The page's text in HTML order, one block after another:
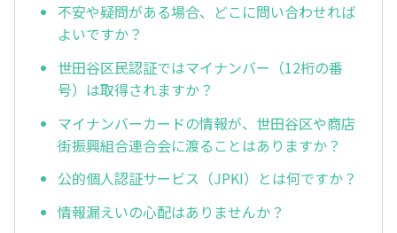
不安や疑問がある場合、どこに問い合わせれば
よいですか？
世田谷区民認証ではマイナンバー（12桁の番
号）は取得されますか？
マイナンバーカードの情報が、世田谷区や商店
街振興組合連合会に渡ることはありますか？
公的個人認証サービス（JPKI）とは何ですか？
情報漏えいの心配はありませんか？